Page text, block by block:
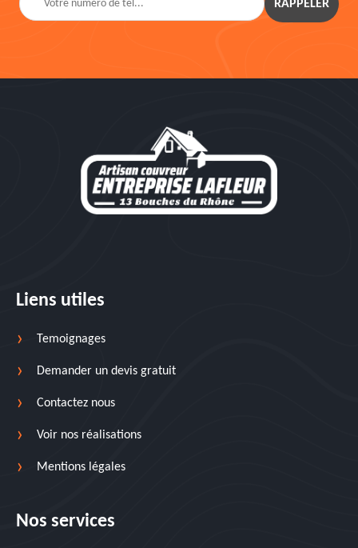
Liens utiles
Temoignages
Demander un devis gratuit
Contactez nous
Voir nos réalisations
Mentions légales
Nos services